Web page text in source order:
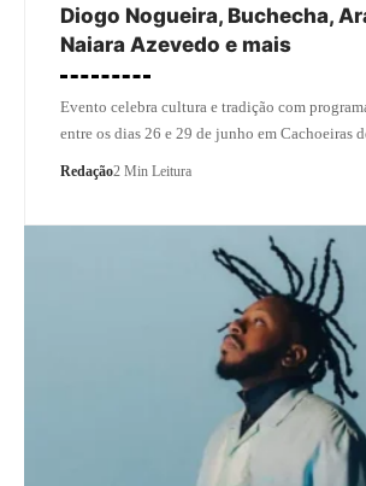
Diogo Nogueira, Buchecha,
Naiara Azevedo e mais
Evento celebra cultura e tradição com
entre os dias 26 e 29 de junho em Cachoeiras
Redação2 Min Leitura